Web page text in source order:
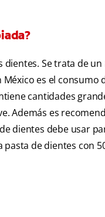
Se trata de
es el consumo
cantidades
Además es
dientes debe usar
de dientes con